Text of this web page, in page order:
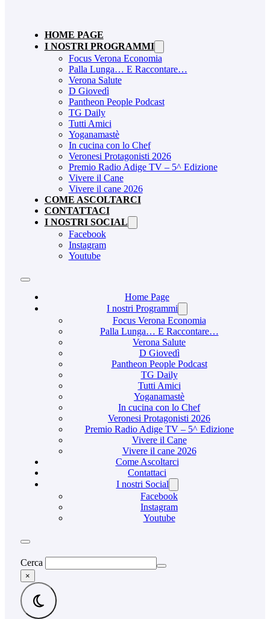
HOME PAGE
I NOSTRI PROGRAMMI
Focus Verona Economia
Palla Lunga… E Raccontare…
Verona Salute
D Giovedì
Pantheon People Podcast
TG Daily
Tutti Amici
Yoganamastè
In cucina con lo Chef
Veronesi Protagonisti 2026
Premio Radio Adige TV – 5^ Edizione
Vivere il Cane
Vivere il cane 2026
COME ASCOLTARCI
CONTATTACI
I NOSTRI SOCIAL
Facebook
Instagram
Youtube
Home Page
I nostri Programmi
Focus Verona Economia
Palla Lunga… E Raccontare…
Verona Salute
D Giovedì
Pantheon People Podcast
TG Daily
Tutti Amici
Yoganamastè
In cucina con lo Chef
Veronesi Protagonisti 2026
Premio Radio Adige TV – 5^ Edizione
Vivere il Cane
Vivere il cane 2026
Come Ascoltarci
Contattaci
I nostri Social
Facebook
Instagram
Youtube
Cerca
×